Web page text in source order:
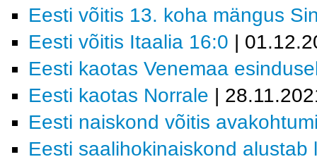
Eesti võitis 13. koha mängus
Eesti võitis Itaalia 16:0 |
Eesti kaotas Venemaa
Eesti kaotas Norrale |
Eesti naiskond võitis
Eesti saalihokinaiskond